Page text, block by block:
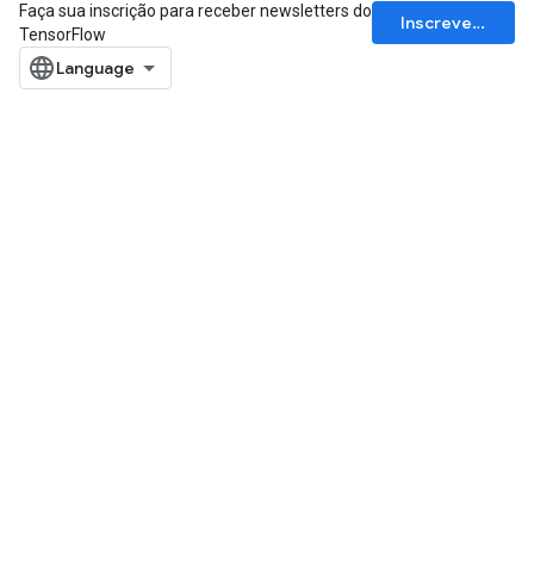
Faça sua inscrição para receber newsletters do
TensorFlow
Inscrever-se